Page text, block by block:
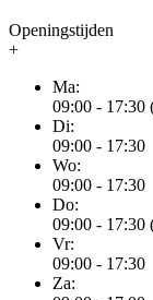
Openingstijden
+
Ma:
09:00 - 17:30
Di:
09:00 - 17:30
Wo:
09:00 - 17:30
Do:
09:00 - 17:30
Vr:
09:00 - 17:30
Za: